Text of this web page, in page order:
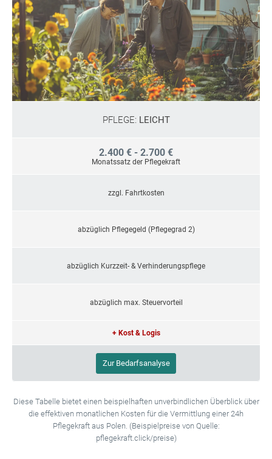
PFLEGE: LEICHT
2.400 € - 2.700 €
Monatssatz der Pflegekraft
zzgl. Fahrtkosten
abzüglich Pflegegeld (Pflegegrad 2)
abzüglich Kurzzeit- & Verhinderungspflege
abzüglich max. Steuervorteil
+ Kost & Logis
Zur Bedarfsanalyse
Diese Tabelle bietet einen beispielhaften unverbindlichen Überblick über
die effektiven monatlichen Kosten für die Vermittlung einer 24h
Pflegekraft aus Polen. (Beispielpreise von Quelle:
pflegekraft.click/preise)